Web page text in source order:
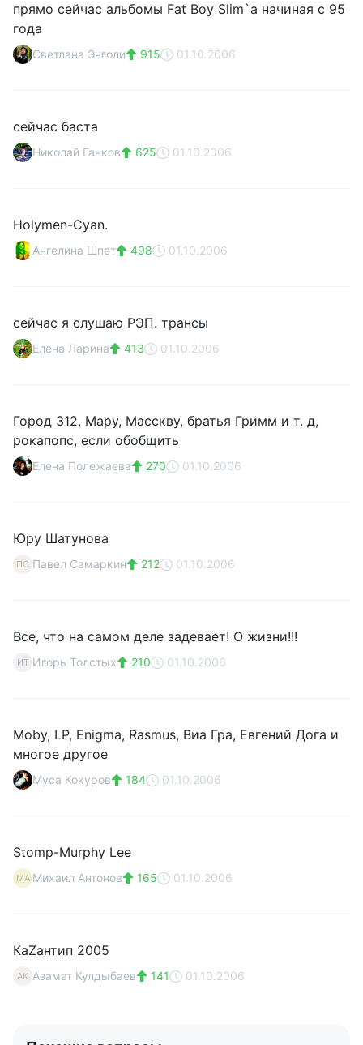
прямо сейчас альбомы Fat Boy Slim`а начиная с 95
года
Светлана Энголи 915 01.10.2006
сейчас баста
Николай Ганков 625 01.10.2006
Holymen-Cyan.
Ангелина Шпет 498 01.10.2006
сейчас я слушаю РЭП. трансы
Елена Ларина 413 01.10.2006
Город 312, Мару, Масскву, братья Гримм и т. д,
рокапопс, если обобщить
Елена Полежаева 270 01.10.2006
Юру Шатунова
ПС Павел Самаркин 212 01.10.2006
Все, что на самом деле задевает! О жизни!!!
ИТ Игорь Толстых 210 01.10.2006
Moby, LP, Enigma, Rasmus, Виа Гра, Евгений Дога и
многое другое
Муса Кокуров 184 01.10.2006
Stomp-Murphy Lee
МА Михаил Антонов 165 01.10.2006
КаZантип 2005
АК Азамат Кулдыбаев 141 01.10.2006